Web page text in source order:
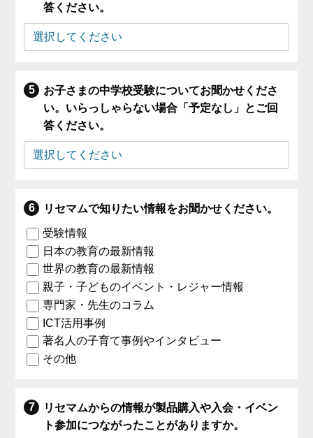
答ください。
お子さまの中学校受験についてお聞かせくださ
い。いらっしゃらない場合「予定なし」とご回
答ください。
リセマムで知りたい情報をお聞かせください。
受験情報
日本の教育の最新情報
世界の教育の最新情報
親子・子どものイベント・レジャー情報
専門家・先生のコラム
ICT活用事例
著名人の子育て事例やインタビュー
その他
リセマムからの情報が製品購入や入会・イベン
ト参加につながったことがありますか。